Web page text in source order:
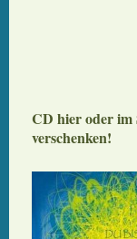
CD hier oder im
verschenken!